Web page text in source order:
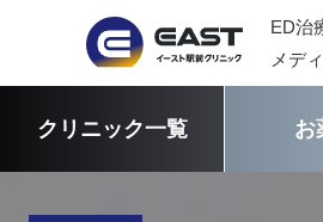
ED治
メデ
クリニック一覧 お